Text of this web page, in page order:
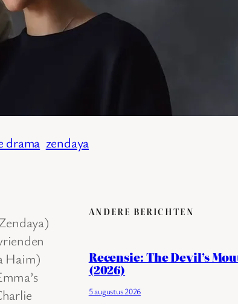
drama zendaya
Haim)
ANDERE BERICHTEN
Recensie: The Devil’s
(2026)
5 augustus 2026